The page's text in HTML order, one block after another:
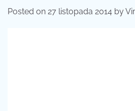
Posted on 27 listopada 2014 by